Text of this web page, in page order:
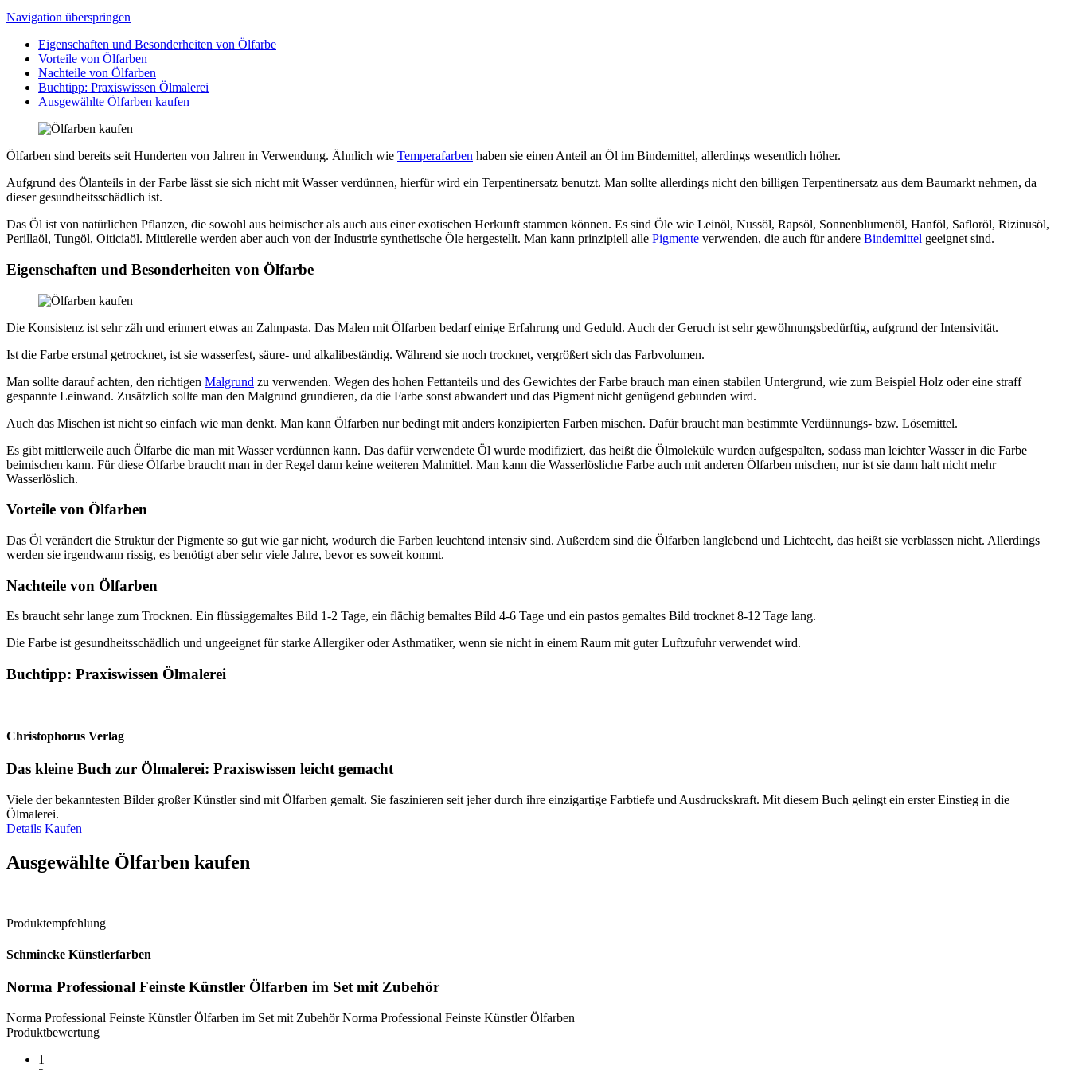
Navigation überspringen
Eigenschaften und Besonderheiten von Ölfarbe
Vorteile von Ölfarben
Nachteile von Ölfarben
Buchtipp: Praxiswissen Ölmalerei
Ausgewählte Ölfarben kaufen
Ölfarben sind bereits seit Hunderten von Jahren in Verwendung. Ähnlich wie Temperafarben haben sie einen Anteil an Öl im Bindemittel, allerdings wesentlich höher.
Aufgrund des Ölanteils in der Farbe lässt sie sich nicht mit Wasser verdünnen, hierfür wird ein Terpentinersatz benutzt. Man sollte allerdings nicht den billigen Terpentinersatz aus dem Baumarkt nehmen, da
dieser gesundheitsschädlich ist.
Das Öl ist von natürlichen Pflanzen, die sowohl aus heimischer als auch aus einer exotischen Herkunft stammen können. Es sind Öle wie Leinöl, Nussöl, Rapsöl, Sonnenblumenöl, Hanföl, Safloröl, Rizinusöl,
Perillaöl, Tungöl, Oiticiaöl. Mittlereile werden aber auch von der Industrie synthetische Öle hergestellt. Man kann prinzipiell alle Pigmente verwenden, die auch für andere Bindemittel geeignet sind.
Eigenschaften und Besonderheiten von Ölfarbe
Die Konsistenz ist sehr zäh und erinnert etwas an Zahnpasta. Das Malen mit Ölfarben bedarf einige Erfahrung und Geduld. Auch der Geruch ist sehr gewöhnungsbedürftig, aufgrund der Intensivität.
Ist die Farbe erstmal getrocknet, ist sie wasserfest, säure- und alkalibeständig. Während sie noch trocknet, vergrößert sich das Farbvolumen.
Man sollte darauf achten, den richtigen Malgrund zu verwenden. Wegen des hohen Fettanteils und des Gewichtes der Farbe brauch man einen stabilen Untergrund, wie zum Beispiel Holz oder eine straff
gespannte Leinwand. Zusätzlich sollte man den Malgrund grundieren, da die Farbe sonst abwandert und das Pigment nicht genügend gebunden wird.
Auch das Mischen ist nicht so einfach wie man denkt. Man kann Ölfarben nur bedingt mit anders konzipierten Farben mischen. Dafür braucht man bestimmte Verdünnungs- bzw. Lösemittel.
Es gibt mittlerweile auch Ölfarbe die man mit Wasser verdünnen kann. Das dafür verwendete Öl wurde modifiziert, das heißt die Ölmoleküle wurden aufgespalten, sodass man leichter Wasser in die Farbe
beimischen kann. Für diese Ölfarbe braucht man in der Regel dann keine weiteren Malmittel. Man kann die Wasserlösliche Farbe auch mit anderen Ölfarben mischen, nur ist sie dann halt nicht mehr
Wasserlöslich.
Vorteile von Ölfarben
Das Öl verändert die Struktur der Pigmente so gut wie gar nicht, wodurch die Farben leuchtend intensiv sind. Außerdem sind die Ölfarben langlebend und Lichtecht, das heißt sie verblassen nicht. Allerdings
werden sie irgendwann rissig, es benötigt aber sehr viele Jahre, bevor es soweit kommt.
Nachteile von Ölfarben
Es braucht sehr lange zum Trocknen. Ein flüssiggemaltes Bild 1-2 Tage, ein flächig bemaltes Bild 4-6 Tage und ein pastos gemaltes Bild trocknet 8-12 Tage lang.
Die Farbe ist gesundheitsschädlich und ungeeignet für starke Allergiker oder Asthmatiker, wenn sie nicht in einem Raum mit guter Luftzufuhr verwendet wird.
Buchtipp: Praxiswissen Ölmalerei
Christophorus Verlag
Das kleine Buch zur Ölmalerei: Praxiswissen leicht gemacht
Viele der bekanntesten Bilder großer Künstler sind mit Ölfarben gemalt. Sie faszinieren seit jeher durch ihre einzigartige Farbtiefe und Ausdruckskraft. Mit diesem Buch gelingt ein erster Einstieg in die
Ölmalerei.
Details Kaufen
Ausgewählte Ölfarben kaufen
Produktempfehlung
Schmincke Künstlerfarben
Norma Professional Feinste Künstler Ölfarben im Set mit Zubehör
Norma Professional Feinste Künstler Ölfarben im Set mit Zubehör Norma Professional Feinste Künstler Ölfarben
Produktbewertung
1